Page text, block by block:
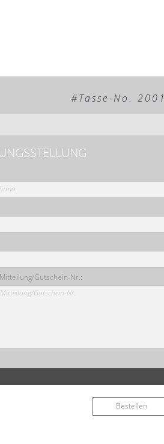
#Tasse-No. 2001
Bestellen
Gutschein-Nr.:
Gutschein-Nr.